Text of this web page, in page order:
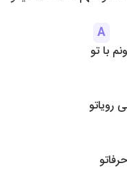
A
با تو
رویاتو